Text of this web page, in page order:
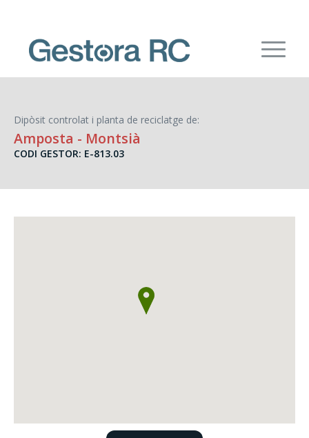
Dipòsit controlat i planta de reciclatge de:
Amposta - Montsià
CODI GESTOR: E-813.03